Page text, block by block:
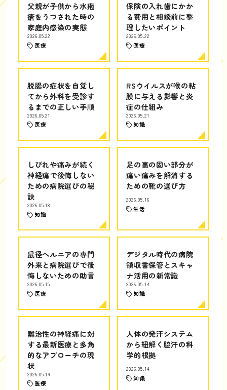
父親が子供から水疱
瘡をうつされた時の
家庭内感染の実態
2026.05.22
医療
保険の入れ歯にかか
る費用と相談前に整
理したいポイント
2026.05.22
医療
脱腸の症状を自覚し
てから外科を受診す
るまでの正しい手順
2026.05.21
医療
RSウイルスが喉の粘
膜に与える影響と炎
症の仕組み
2026.05.21
知識
しびれや痛みが続く
神経痛で後悔しない
ための病院選びの秘
訣
2026.05.18
知識
足の裏の固い部分が
痛い痛みを解消する
ための靴の選び方
2026.05.16
生活
鼠径ヘルニアの専門
外来と病院選びで後
悔しないための助言
2026.05.15
医療
デジタル時代の病院
領収書保管とスキャ
ナ活用の新常識
2026.05.14
知識
難治性の神経痛に対
する最新医療と多角
的なアプローチの現
状
2026.05.14
医療
人体の発汗システム
から紐解く脇汗の科
学的根拠
2026.05.14
知識